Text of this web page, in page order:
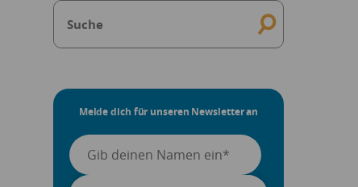
Melde dich für unseren Newsletter an